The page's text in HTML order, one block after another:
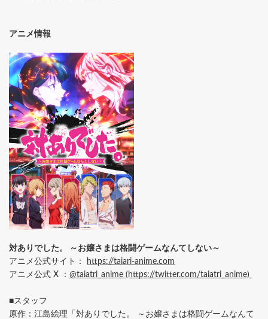
アニメ情報
対ありでした。 ～お嬢さまは格闘ゲームなんてしない～
アニメ公式サイト：
https://taiari-anime.com
アニメ公式 X ： @taiatri_anime (https://twitter.com/taiatri_anime)
■スタッフ
原作：江島絵理「対ありでした。 ～お嬢さまは格闘ゲームなんて